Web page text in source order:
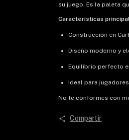
su juego. Es la paleta
Características
Construcción en
Diseño moderno y
Equilibrio perfecto
Ideal para
No te conformes con
Compartir